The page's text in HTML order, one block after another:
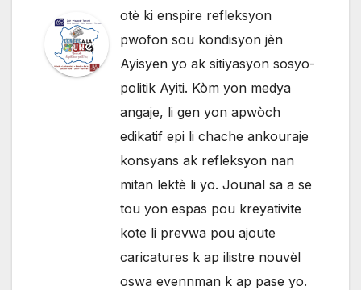
otè ki enspire refleksyon
pwofon sou kondisyon jèn
Ayisyen yo ak sitiyasyon sosyo-
politik Ayiti. Kòm yon medya
angaje, li gen yon apwòch
edikatif epi li chache ankouraje
konsyans ak refleksyon nan
mitan lektè li yo. Jounal sa a se
tou yon espas pou kreyativite
kote li prevwa pou ajoute
caricatures k ap ilistre nouvèl
oswa evennman k ap pase yo.